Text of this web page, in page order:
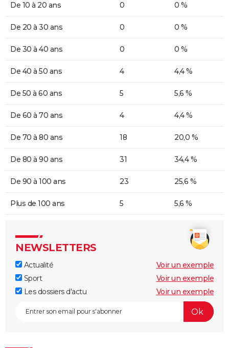
De 10 à 20 ans 0 0 %
De 20 à 30 ans 0 0 %
De 30 à 40 ans 0 0 %
De 40 à 50 ans 4 4,4 %
De 50 à 60 ans 5 5,6 %
De 60 à 70 ans 4 4,4 %
De 70 à 80 ans 18 20,0 %
De 80 à 90 ans 31 34,4 %
De 90 à 100 ans 23 25,6 %
Plus de 100 ans 5 5,6 %
NEWSLETTERS
Actualité
Voir un exemple
Sport
Voir un exemple
Les dossiers d'actu
Voir un exemple